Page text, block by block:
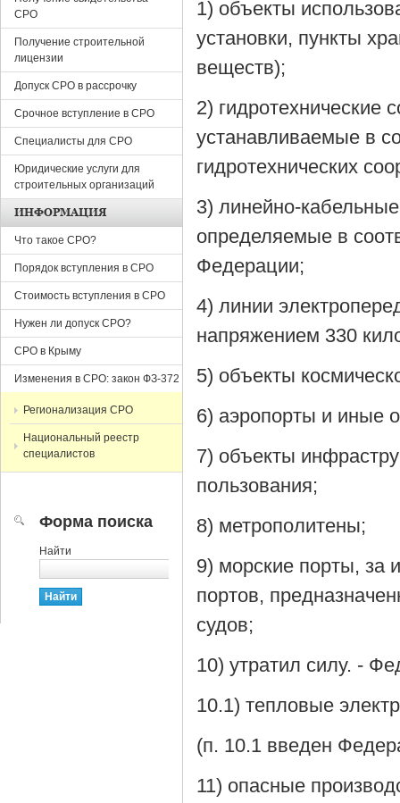
1) объекты
установки, пункты
веществ);
2) гидротехнические
устанавливаемые в
гидротехнических
3) линейно-
определяемые в
Федерации;
4) линии
напряжением 330
5) объекты
6) аэропорты и иные
7) объекты
пользования;
8) метрополитены;
9) морские порты, за
портов,
судов;
10) утратил силу. -
10.1) тепловые
(п. 10.1 введен
11) опасные
СРО
Получение строительной
лицензии
Допуск СРО в рассрочку
Срочное вступление в СРО
Специалисты для СРО
Юридические услуги для
строительных организаций
ИНФОРМАЦИЯ
Что такое СРО?
Порядок вступления в СРО
Стоимость вступления в СРО
Нужен ли допуск СРО?
СРО в Крыму
Изменения в СРО: закон ФЗ-372
Регионализация СРО
Национальный реестр
специалистов
Форма поиска
Найти